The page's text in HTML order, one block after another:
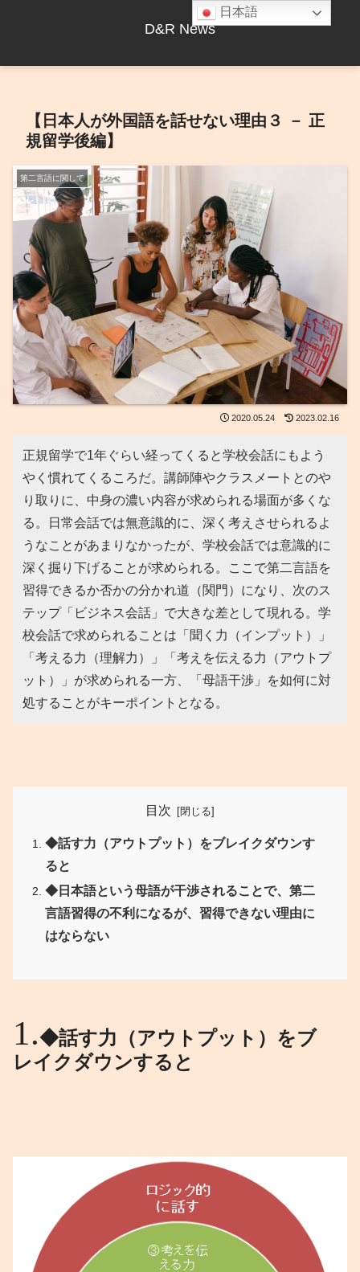
D&R News
【日本人が外国語を話せない理由３ － 正
規留学後編】
第二言語に関して
2020.05.24 2023.02.16
正規留学で1年ぐらい経ってくると学校会話にもよう
やく慣れてくるころだ。講師陣やクラスメートとのや
り取りに、中身の濃い内容が求められる場面が多くな
る。日常会話では無意識的に、深く考えさせられるよ
うなことがあまりなかったが、学校会話では意識的に
深く掘り下げることが求められる。ここで第二言語を
習得できるか否かの分かれ道（関門）になり、次のス
テップ「ビジネス会話」で大きな差として現れる。学
校会話で求められることは「聞く力（インプット）」
「考える力（理解力）」「考えを伝える力（アウトプ
ット）」が求められる一方、「母語干渉」を如何に対
処することがキーポイントとなる。
目次
◆話す力（アウトプット）をブレイクダウンす
ると
◆日本語という母語が干渉されることで、第二
言語習得の不利になるが、習得できない理由に
はならない
◆話す力（アウトプット）をブ
レイクダウンすると
日本語